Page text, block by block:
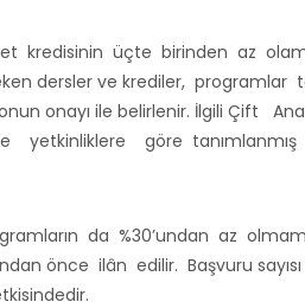
kredisinin üçte birinden az
dersler ve krediler, programlar
onayı ile belirlenir. İlgili Çift
yetkinliklere göre
da %30’undan az
önce ilân edilir. Başvuru